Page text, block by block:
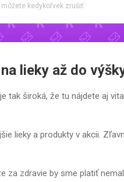
kedykoľvek zrušiť.
lieky až do
tak široká, že tu nájdete aj
lieky a produkty v akcii.
za zdravie by sme platiť